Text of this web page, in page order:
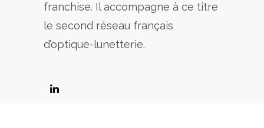
franchise. Il accompagne à ce titre
le second réseau français
d’optique-lunetterie.